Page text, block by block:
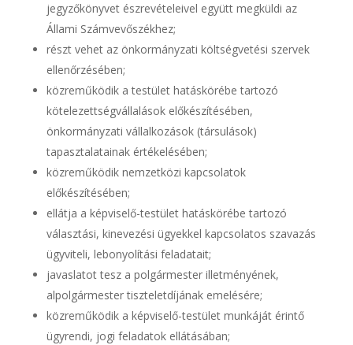
jegyzőkönyvet észrevételeivel együtt megküldi az
Állami Számvevőszékhez;
részt vehet az önkormányzati költségvetési szervek
ellenőrzésében;
közreműködik a testület hatáskörébe tartozó
kötelezettségvállalások előkészítésében,
önkormányzati vállalkozások (társulások)
tapasztalatainak értékelésében;
közreműködik nemzetközi kapcsolatok
előkészítésében;
ellátja a képviselő-testület hatáskörébe tartozó
választási, kinevezési ügyekkel kapcsolatos szavazás
ügyviteli, lebonyolítási feladatait;
javaslatot tesz a polgármester illetményének,
alpolgármester tiszteletdíjának emelésére;
közreműködik a képviselő-testület munkáját érintő
ügyrendi, jogi feladatok ellátásában;